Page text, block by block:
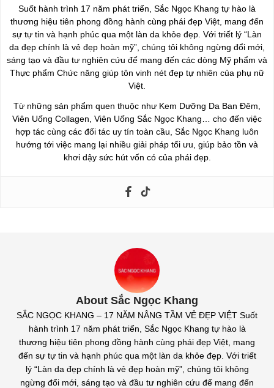
Suốt hành trình 17 năm phát triển, Sắc Ngọc Khang tự hào là
thương hiệu tiên phong đồng hành cùng phái đẹp Việt, mang đến
sự tự tin và hạnh phúc qua một làn da khỏe đẹp. Với triết lý “Làn
da đẹp chính là vẻ đẹp hoàn mỹ”, chúng tôi không ngừng đổi mới,
sáng tạo và đầu tư nghiên cứu để mang đến các dòng Mỹ phẩm và
Thực phẩm Chức năng giúp tôn vinh nét đẹp tự nhiên của phụ nữ
Việt.
Từ những sản phẩm quen thuộc như Kem Dưỡng Da Ban Đêm,
Viên Uống Collagen, Viên Uống Sắc Ngọc Khang… cho đến việc
hợp tác cùng các đối tác uy tín toàn cầu, Sắc Ngọc Khang luôn
hướng tới việc mang lại nhiều giải pháp tối ưu, giúp bảo tồn và
khơi dậy sức hút vốn có của phái đẹp.
About Sắc Ngọc Khang
SẮC NGỌC KHANG – 17 NĂM NÂNG TẦM VẺ ĐẸP VIỆT Suốt
hành trình 17 năm phát triển, Sắc Ngọc Khang tự hào là
thương hiệu tiên phong đồng hành cùng phái đẹp Việt, mang
đến sự tự tin và hạnh phúc qua một làn da khỏe đẹp. Với triết
lý “Làn da đẹp chính là vẻ đẹp hoàn mỹ”, chúng tôi không
ngừng đổi mới, sáng tạo và đầu tư nghiên cứu để mang đến